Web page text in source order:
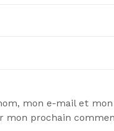
mon e-mail et
mon prochain